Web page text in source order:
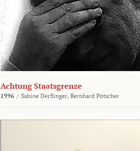
Achtung Staatsgrenze
1996 / Sabine Derflinger, Bernhard Pötscher